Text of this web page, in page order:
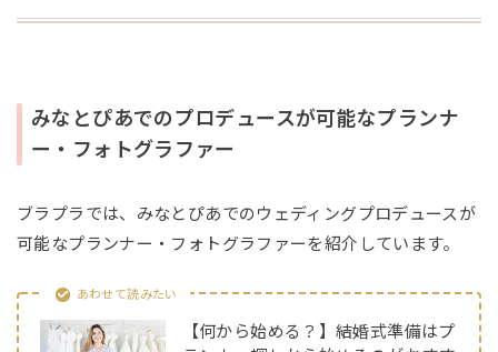
みなとぴあでのプロデュースが可能なプランナ
ー・フォトグラファー
ブラプラでは、みなとぴあでのウェディングプロデュースが
可能なプランナー・フォトグラファーを紹介しています。
あわせて読みたい
【何から始める？】結婚式準備はプ